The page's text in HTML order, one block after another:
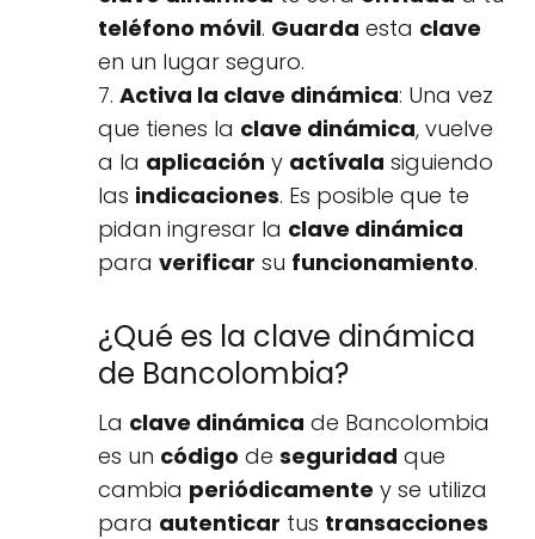
teléfono móvil. Guarda esta clave
en un lugar seguro.
7. Activa la clave dinámica: Una vez
que tienes la clave dinámica, vuelve
a la aplicación y actívala siguiendo
las indicaciones. Es posible que te
pidan ingresar la clave dinámica
para verificar su funcionamiento.
¿Qué es la clave dinámica
de Bancolombia?
La clave dinámica de Bancolombia
es un código de seguridad que
cambia periódicamente y se utiliza
para autenticar tus transacciones